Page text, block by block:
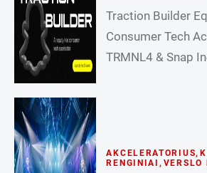
Traction Builder
Consumer Tech
TRMNL4 & Snap
AKCELERATORIUS,
RENGINIAI , VERSLO